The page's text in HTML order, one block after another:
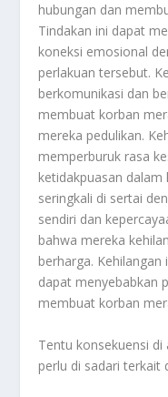
hubungan dan
Tindakan ini dapat
koneksi emosional
perlakuan tersebut.
berkomunikasi dan
membuat korban
mereka pedulikan.
memperburuk rasa
ketidakpuasan dalam
seringkali di sertai
sendiri dan
bahwa mereka
berharga.
dapat menyebabkan
membuat korban
Tentu konsekuensi
perlu di sadari terkait